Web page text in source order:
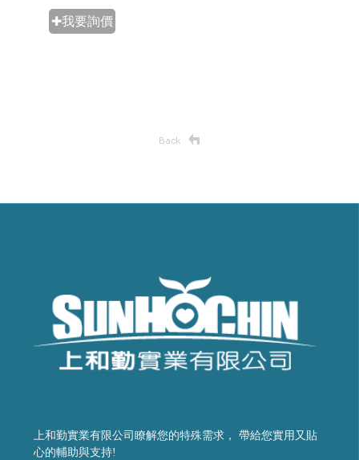
✚我要詢價
上和勤實業有限公司瞭解您的特殊需求， 帶給您實用又貼
心的輔助與支持!